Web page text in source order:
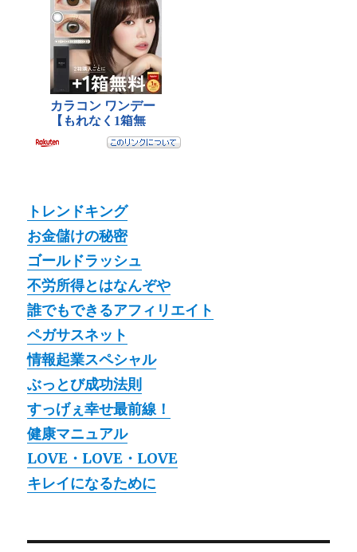
トレンドキング
お金儲けの秘密
ゴールドラッシュ
不労所得とはなんぞや
誰でもできるアフィリエイト
ペガサスネット
情報起業スペシャル
ぶっとび成功法則
すっげぇ幸せ最前線！
健康マニュアル
LOVE・LOVE・LOVE
キレイになるために